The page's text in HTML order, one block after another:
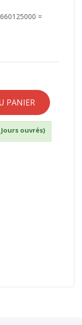
=
PANIER
Jours ouvrés)